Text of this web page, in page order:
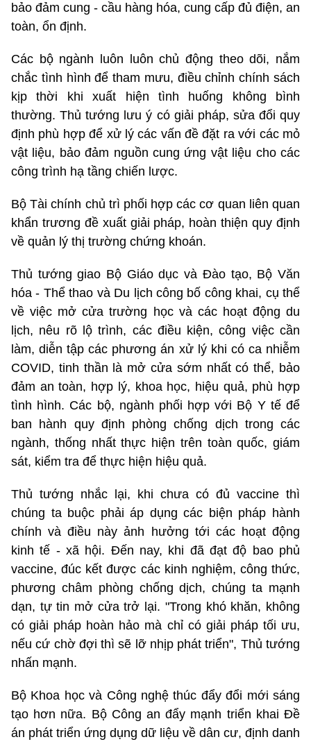
bảo đảm cung - cầu hàng hóa, cung cấp đủ điện, an
toàn, ổn định.
Các bộ ngành luôn luôn chủ động theo dõi, nắm
chắc tình hình để tham mưu, điều chỉnh chính sách
kịp thời khi xuất hiện tình huống không bình
thường. Thủ tướng lưu ý có giải pháp, sửa đổi quy
định phù hợp để xử lý các vấn đề đặt ra với các mỏ
vật liệu, bảo đảm nguồn cung ứng vật liệu cho các
công trình hạ tầng chiến lược.
Bộ Tài chính chủ trì phối hợp các cơ quan liên quan
khẩn trương đề xuất giải pháp, hoàn thiện quy định
về quản lý thị trường chứng khoán.
Thủ tướng giao Bộ Giáo dục và Đào tạo, Bộ Văn
hóa - Thể thao và Du lịch công bố công khai, cụ thể
về việc mở cửa trường học và các hoạt động du
lịch, nêu rõ lộ trình, các điều kiện, công việc cần
làm, diễn tập các phương án xử lý khi có ca nhiễm
COVID, tinh thần là mở cửa sớm nhất có thể, bảo
đảm an toàn, hợp lý, khoa học, hiệu quả, phù hợp
tình hình. Các bộ, ngành phối hợp với Bộ Y tế để
ban hành quy định phòng chống dịch trong các
ngành, thống nhất thực hiện trên toàn quốc, giám
sát, kiểm tra để thực hiện hiệu quả.
Thủ tướng nhắc lại, khi chưa có đủ vaccine thì
chúng ta buộc phải áp dụng các biện pháp hành
chính và điều này ảnh hưởng tới các hoạt động
kinh tế - xã hội. Đến nay, khi đã đạt độ bao phủ
vaccine, đúc kết được các kinh nghiệm, công thức,
phương châm phòng chống dịch, chúng ta mạnh
dạn, tự tin mở cửa trở lại. "Trong khó khăn, không
có giải pháp hoàn hảo mà chỉ có giải pháp tối ưu,
nếu cứ chờ đợi thì sẽ lỡ nhịp phát triển", Thủ tướng
nhấn mạnh.
Bộ Khoa học và Công nghệ thúc đẩy đổi mới sáng
tạo hơn nữa. Bộ Công an đẩy mạnh triển khai Đề
án phát triển ứng dụng dữ liệu về dân cư, định danh